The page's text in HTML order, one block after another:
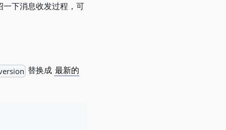
下消息收发过程，可
替换成 最新的